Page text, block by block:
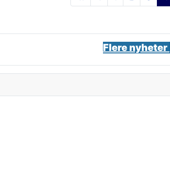
Flere nyheter |